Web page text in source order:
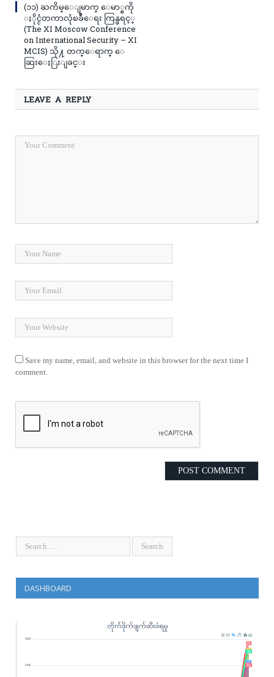
(၁၁) ႀကိမ္ေျမာက္ ေမာ္စကို
ႏိုင္ငံတကာလုံၿခဳံေရး ကြန္ဖရင့္
(The XI Moscow Conference
on International Security – XI
MCIS) သို႔ တက္ေရာက္ ေ
ဆြးေႏြးျခင္း
LEAVE A REPLY
Save my name, email, and website in this browser for the next time I
comment.
DASHBOARD